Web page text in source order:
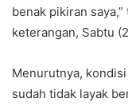
benak pikiran
keterangan, Sabtu
Menurutnya,
sudah tidak layak